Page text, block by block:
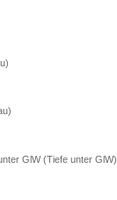
GlW (Tiefe unter GlW)